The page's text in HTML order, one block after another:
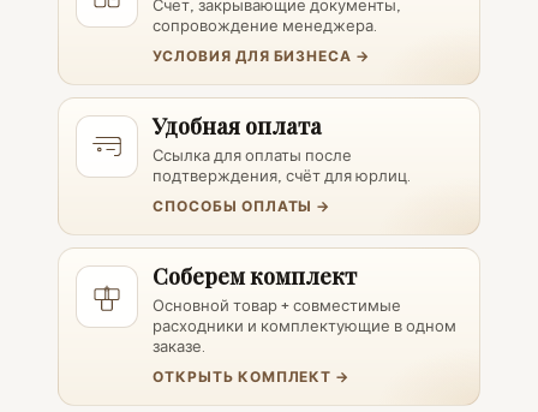
Счет, закрывающие документы,
сопровождение менеджера.
УСЛОВИЯ ДЛЯ БИЗНЕСА →
Удобная оплата
Ссылка для оплаты после
подтверждения, счёт для юрлиц.
СПОСОБЫ ОПЛАТЫ →
Соберем комплект
Основной товар + совместимые
расходники и комплектующие в одном
заказе.
ОТКРЫТЬ КОМПЛЕКТ →